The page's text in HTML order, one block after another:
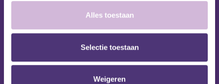
Alles toestaan
Selectie toestaan
Weigeren
Huren
Ledenkorting